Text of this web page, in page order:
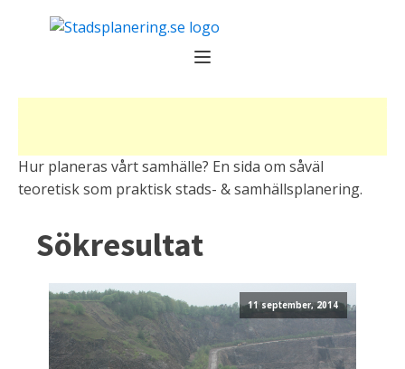
Hur planeras vårt samhälle? En sida om såväl
teoretisk som praktisk stads- & samhällsplanering.
Sökresultat
11 september, 2014